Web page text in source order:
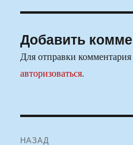
Добавить
Для отправки
авторизоваться.
НАЗАД